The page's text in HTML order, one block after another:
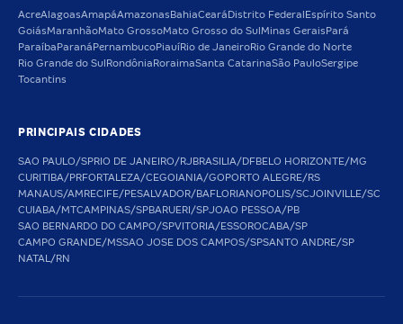
AcreAlagoasAmapáAmazonas BahiaCeará Distrito Federal Espírito Santo
GoiásMaranhãoMato GrossoMato Grosso do Sul Minas Gerais Pará
Paraíba Paraná PernambucoPiauíRio de JaneiroRio Grande do Norte
Rio Grande do Sul Rondônia RoraimaSanta CatarinaSão PauloSergipe
Tocantins
PRINCIPAIS CIDADES
SAO PAULO/SPRIO DE JANEIRO/RJBRASILIA/DFBELO HORIZONTE/MG
CURITIBA/PRFORTALEZA/CEGOIANIA/GOPORTO ALEGRE/RS
MANAUS/AMRECIFE/PESALVADOR/BAFLORIANOPOLIS/SCJOINVILLE/SC
CUIABA/MTCAMPINAS/SPBARUERI/SPJOAO PESSOA/PB
SAO BERNARDO DO CAMPO/SPVITORIA/ESSOROCABA/SP
CAMPO GRANDE/MSSAO JOSE DOS CAMPOS/SPSANTO ANDRE/SP
NATAL/RN